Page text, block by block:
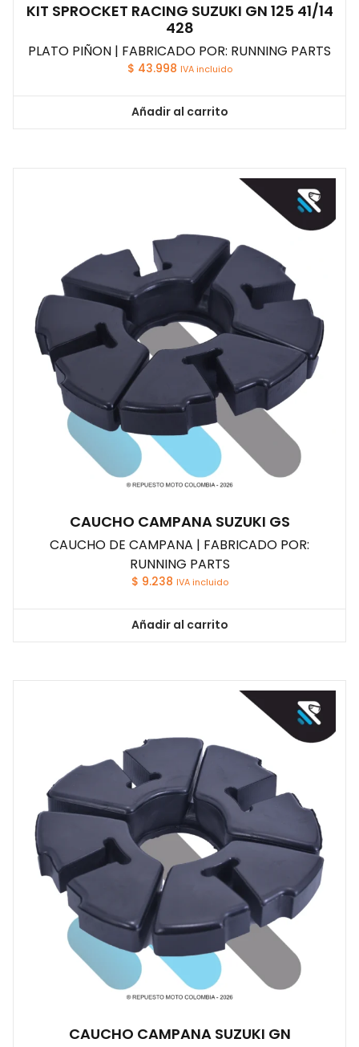
KIT SPROCKET RACING SUZUKI GN 125 41/14
428
PLATO PIÑON | FABRICADO POR: RUNNING PARTS
$ 43.998 IVA incluido
Añadir al carrito
CAUCHO CAMPANA SUZUKI GS
CAUCHO DE CAMPANA | FABRICADO POR:
RUNNING PARTS
$ 9.238 IVA incluido
Añadir al carrito
CAUCHO CAMPANA SUZUKI GN